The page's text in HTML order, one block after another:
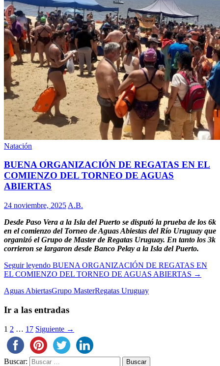
Natación
BUENA ORGANIZACIÓN DE REGATAS EN EL
COMIENZO DEL TORNEO DE AGUAS
ABIERTAS
24 noviembre, 2025 A.B.
Desde Paso Vera a la Isla del Puerto se disputó la prueba de los 6k
en el comienzo del Torneo de Aguas Abiestas del Río Uruguay que
organizó el Grupo de Master de Regatas Uruguay. En tanto los 3k
corrieron se largaron desde Banco Pelay a la Isla del Puerto.
Seguir leyendo BUENA ORGANIZACIÓN DE REGATAS EN
EL COMIENZO DEL TORNEO DE AGUAS ABIERTAS →
Aguas AbiertasGrupo MasterRegatas Uruguay
Ir a las entradas
1 2 … 17 Siguiente →
Buscar: